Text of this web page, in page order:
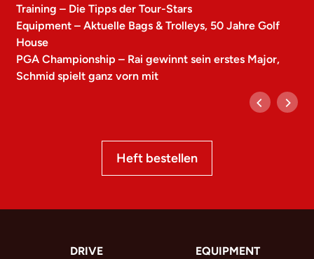
Training – Die Tipps der Tour-Stars
Equipment – Aktuelle Bags & Trolleys, 50 Jahre Golf
House
PGA Championship – Rai gewinnt sein erstes Major,
Schmid spielt ganz vorn mit
Heft bestellen
DRIVE EQUIPMENT